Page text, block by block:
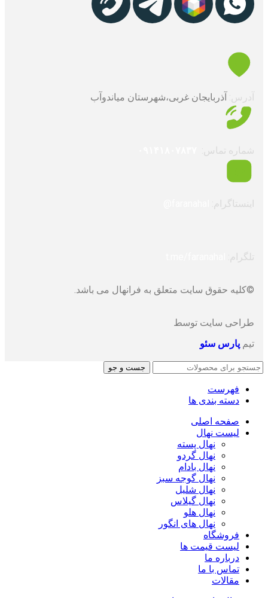
آدرس: آذربایجان غربی،شهرستان میاندوآب
شماره تماس:
اینستاگرام:
تلگرام:
©کلیه حقوق سایت متعلق به فرانهال می باشد.
طراحی سایت توسط
تیم پارس سئو
جست و جو
فهرست
دسته بندی ها
صفحه اصلی
لیست نهال
نهال پسته
نهال گردو
نهال بادام
نهال گوجه سبز
نهال شلیل
نهال گیلاس
نهال هلو
نهال های انگور
فروشگاه
لیست قیمت ها
درباره ما
تماس با ما
مقالات